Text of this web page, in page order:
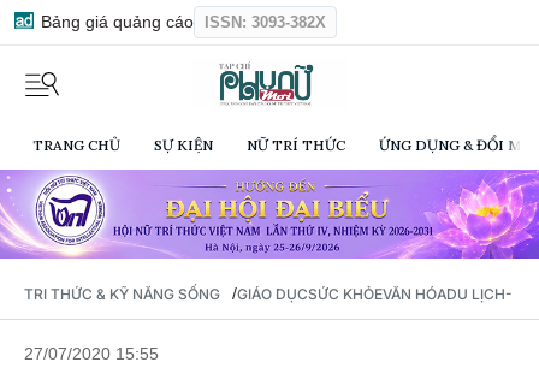
Bảng giá quảng cáo ISSN: 3093-382X
TRANG CHỦ SỰ KIỆN NỮ TRÍ THỨC ỨNG DỤNG & ĐỔI
TRI THỨC & KỸ NĂNG SỐNG /GIÁO DỤCSỨC KHỎEVĂN HÓADU LỊCH-
27/07/2020 15:55